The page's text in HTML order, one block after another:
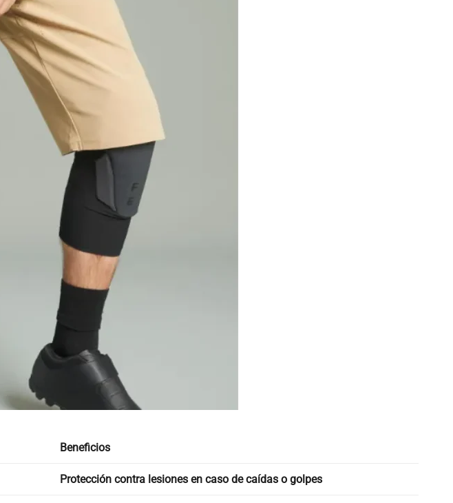
Beneficios
Protección contra lesiones en caso de caídas o golpes